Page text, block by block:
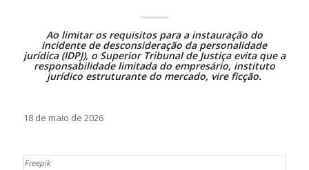
Ao limitar os requisitos para a instauração do
incidente de desconsideração da personalidade
jurídica (IDPJ), o Superior Tribunal de Justiça evita que a
responsabilidade limitada do empresário, instituto
jurídico estruturante do mercado, vire ficção.
18 de maio de 2026
Freepik